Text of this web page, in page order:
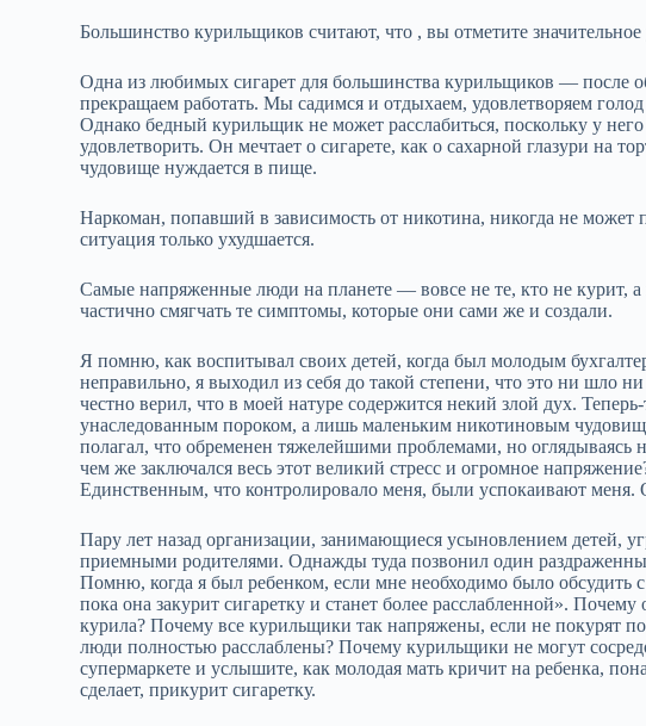
Большинство курильщиков считают, что , вы отметите значительное
Одна из любимых сигарет для большинства курильщиков — после
прекращаем работать. Мы садимся и отдыхаем, удовлетворяем
Однако бедный курильщик не может расслабиться, поскольку у
удовлетворить. Он мечтает о сигарете, как о сахарной глазури на
чудовище нуждается в пище.
Наркоман, попавший в зависимость от никотина, никогда не может
ситуация только ухудшается.
Самые напряженные люди на планете — вовсе не те, кто не курит, а
частично смягчать те симптомы, которые они сами же и создали.
Я помню, как воспитывал своих детей, когда был молодым
неправильно, я выходил из себя до такой степени, что это ни шло
честно верил, что в моей натуре содержится некий злой дух.
унаследованным пороком, а лишь маленьким никотиновым
полагал, что обременен тяжелейшими проблемами, но
чем же заключался весь этот великий стресс и огромное
Единственным, что контролировало меня, были успокаивают меня.
Пару лет назад организации, занимающиеся усыновлением детей,
приемными родителями. Однажды туда позвонил один
Помню, когда я был ребенком, если мне необходимо было обсудить
пока она закурит сигаретку и станет более расслабленной».
курила? Почему все курильщики так напряжены, если не покурят
люди полностью расслаблены? Почему курильщики не могут
супермаркете и услышите, как молодая мать кричит на ребенка,
сделает, прикурит сигаретку.